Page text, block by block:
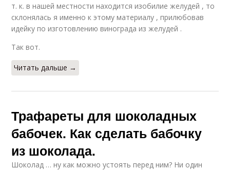
т. к. в нашей местности находится изобилие желудей , то
склонялась я именно к этому материалу , прилюбовав
идейку по изготовлению винограда из желудей .
Так вот.
Читать дальше →
Трафареты для шоколадных
бабочек. Как сделать бабочку
из шоколада.
Шоколад … ну как можно устоять перед ним? Ни один